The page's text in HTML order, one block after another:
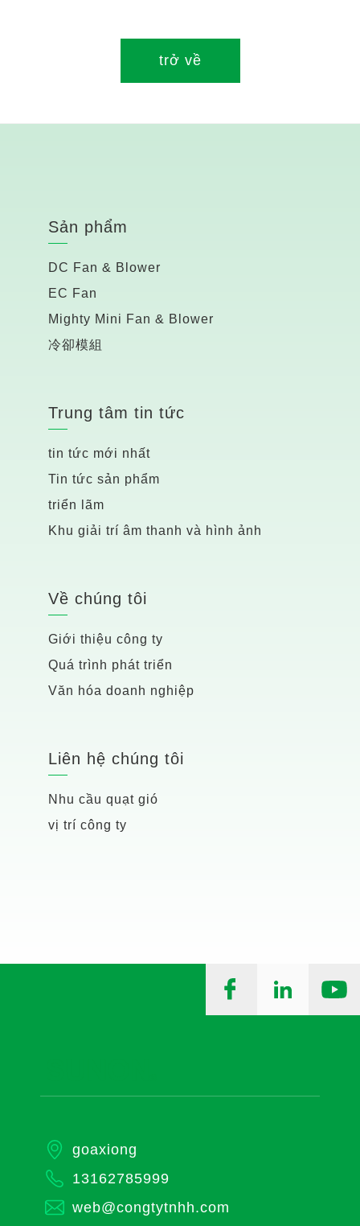
trở về
Sản phẩm
DC Fan & Blower
EC Fan
Mighty Mini Fan & Blower
冷卻模組
Trung tâm tin tức
tin tức mới nhất
Tin tức sản phẩm
triển lãm
Khu giải trí âm thanh và hình ảnh
Về chúng tôi
Giới thiệu công ty
Quá trình phát triển
Văn hóa doanh nghiệp
Liên hệ chúng tôi
Nhu cầu quạt gió
vị trí công ty
goaxiong
13162785999
web@congtytnhh.com